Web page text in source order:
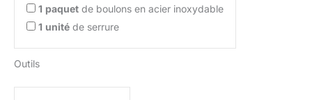
1 paquet de boulons en acier inoxydable
1 unité de serrure
Outils